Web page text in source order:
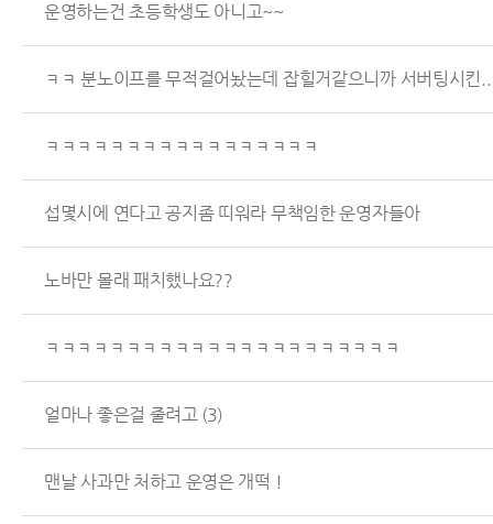
운영하는건 초등학생도 아니고~~
ㅋㅋ 분노이프를 무적걸어놨는데 잡힐거같으니까 서버팅시킨
ㅋㅋㅋㅋㅋㅋㅋㅋㅋㅋㅋㅋㅋㅋㅋㅋㅋ
섭몇시에 연다고 공지좀 띠워라 무책임한 운영자들아
노바만 몰래 패치했나요??
ㅋㅋㅋㅋㅋㅋㅋㅋㅋㅋㅋㅋㅋㅋㅋㅋㅋㅋㅋㅋㅋㅋ
얼마나 좋은걸 줄려고 (3)
맨날 사과만 처하고 운영은 개떡 !